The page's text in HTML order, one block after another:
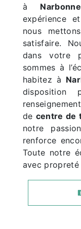
à Narbonne
expérience
nous
satisfaire.
dans votre
sommes à
habitez à
disposition
de centre de
notre
renforce
Toute notre
avec propreté